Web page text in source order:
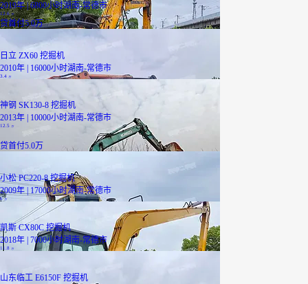
2019年 | 6800小时湖南-常德市
12.6万
贷首付5.0万
日立 ZX60 挖掘机
2010年 | 16000小时湖南-常德市
3.4
神钢 SK130-8 挖掘机
2013年 | 10000小时湖南-常德市
12.5 万
贷首付5.0万
小松 PC220-8 挖掘机
2009年 | 17000小时湖南-常德市
6
凯斯 CX80C 挖掘机
2018年 | 7000小时湖南-常德市
11.8 万
山东临工 E6150F 挖掘机